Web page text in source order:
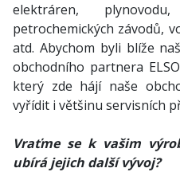
elektráren,
petrochemických závodů,
atd. Abychom byli blíže
obchodního partnera
který zde hájí naše
vyřídit i většinu servisních
Vraťme se k vašim
ubírá jejich další vývoj?